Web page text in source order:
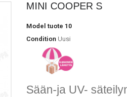
MINI COOPER S
Model tuote 10
Condition Uusi
Sään-ja UV-